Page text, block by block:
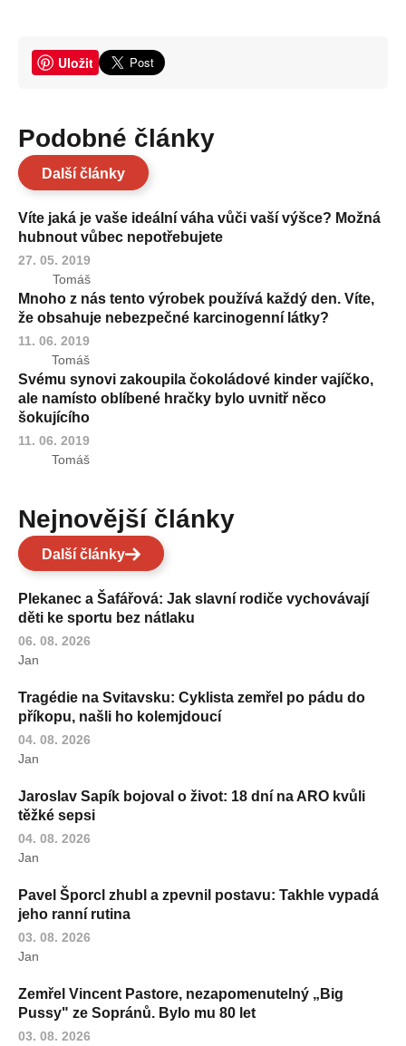
Uložit
Podobné články
Další články
Víte jaká je vaše ideální váha vůči vaší výšce? Možná
hubnout vůbec nepotřebujete
27. 05. 2019
Tomáš
Mnoho z nás tento výrobek používá každý den. Víte,
že obsahuje nebezpečné karcinogenní látky?
11. 06. 2019
Tomáš
Svému synovi zakoupila čokoládové kinder vajíčko,
ale namísto oblíbené hračky bylo uvnitř něco
šokujícího
11. 06. 2019
Tomáš
Nejnovější články
Další články
Plekanec a Šafářová: Jak slavní rodiče vychovávají
děti ke sportu bez nátlaku
06. 08. 2026
Jan
Tragédie na Svitavsku: Cyklista zemřel po pádu do
příkopu, našli ho kolemjdoucí
04. 08. 2026
Jan
Jaroslav Sapík bojoval o život: 18 dní na ARO kvůli
těžké sepsi
04. 08. 2026
Jan
Pavel Šporcl zhubl a zpevnil postavu: Takhle vypadá
jeho ranní rutina
03. 08. 2026
Jan
Zemřel Vincent Pastore, nezapomenutelný „Big
Pussy" ze Sopránů. Bylo mu 80 let
03. 08. 2026